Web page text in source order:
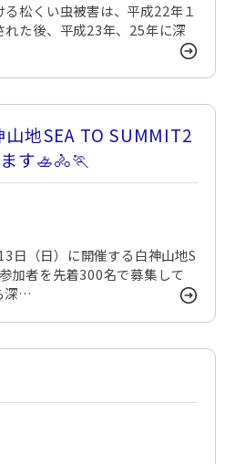
松くい虫被害は、平成22年１
た後、平成23年、25年に深
地SEA TO SUMMIT2
す🚣🚴🏃
日（日）に開催する白神山地S
加者を先着300名で募集して
深…